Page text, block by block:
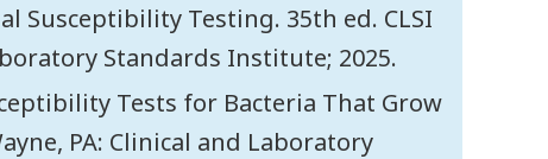
Susceptibility Testing. 35th ed. CLSI
Standards Institute; 2025.
Tests for Bacteria That Grow
PA: Clinical and Laboratory